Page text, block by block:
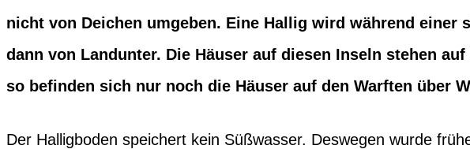
nicht von Deichen umgeben. Eine Hallig wird während einer
dann von Landunter. Die Häuser auf diesen Inseln stehen
so befinden sich nur noch die Häuser auf den Warften über
Der Halligboden speichert kein Süßwasser. Deswegen wurde